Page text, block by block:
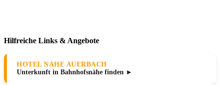
Hilfreiche Links & Angebote
HOTEL NAHE AUERBACH
Unterkunft in Bahnhofsnähe finden ►